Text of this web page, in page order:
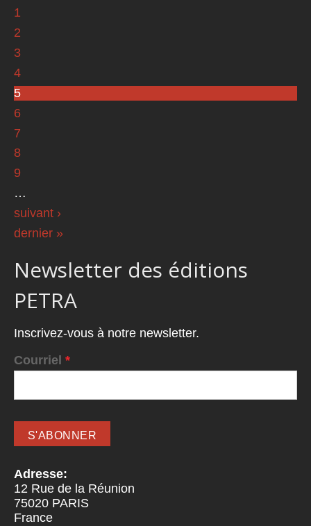
1
2
3
4
5
6
7
8
9
…
suivant ›
dernier »
Newsletter des éditions
PETRA
Inscrivez-vous à notre newsletter.
Courriel *
Adresse:
12 Rue de la Réunion
75020 PARIS
France